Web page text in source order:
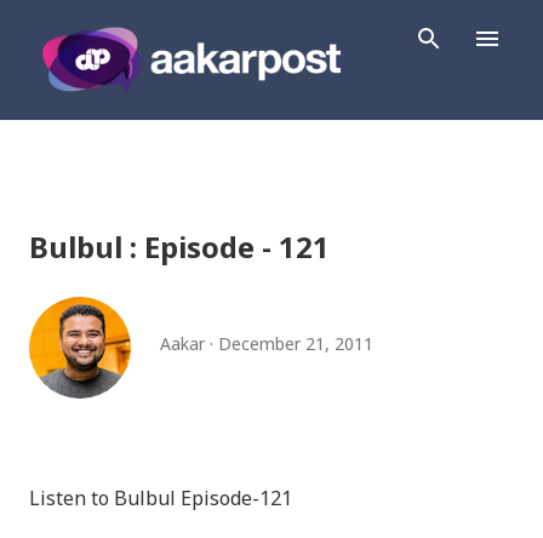
Bulbul : Episode - 121
Aakar December 21, 2011
Listen to Bulbul Episode-121